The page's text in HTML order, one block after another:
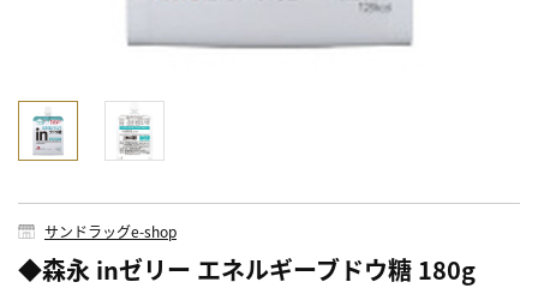
サンドラッグe-shop
◆森永 inゼリー エネルギーブドウ糖 180g